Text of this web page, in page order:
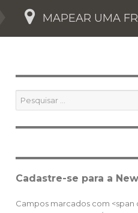
MAPEAR UMA
Pesquisar
por:
Cadastre-se para a
Campos marcados com <span